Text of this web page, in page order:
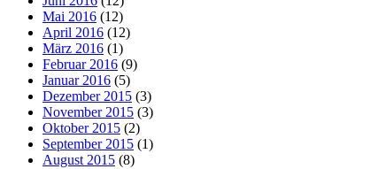
Mai 2016 (12)
April 2016 (12)
März 2016 (1)
Februar 2016 (9)
Januar 2016 (5)
Dezember 2015 (3)
November 2015 (3)
Oktober 2015 (2)
September 2015 (1)
August 2015 (8)